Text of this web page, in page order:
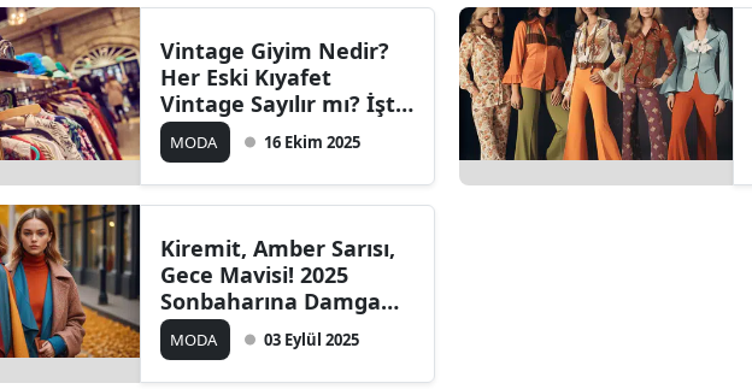
Vintage Giyim Nedir?
Her Eski Kıyafet
Vintage Sayılır mı? İşte
Doğru Kullanım
Rehberi
MODA 16 Ekim 2025
Kiremit, Amber Sarısı,
Gece Mavisi! 2025
Sonbaharına Damga
Vuracak 7 Cesur Ton
MODA 03 Eylül 2025